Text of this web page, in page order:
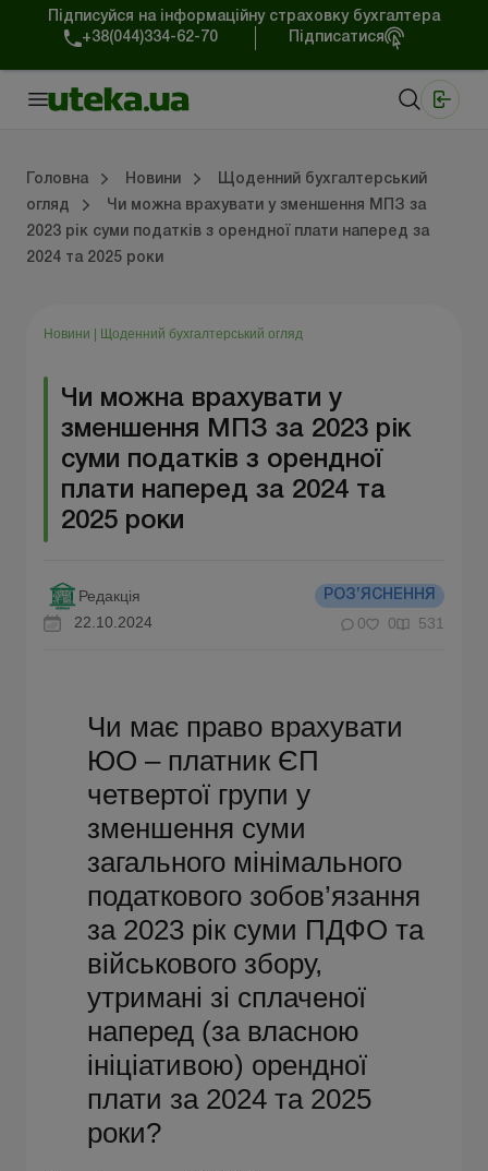
Підписуйся на інформаційну страховку бухгалтера
+38(044)334-62-70
Підписатися
Головна Новини
Щоденний бухгалтерський
огляд
Чи можна врахувати у зменшення МПЗ за
2023 рік суми податків з орендної плати наперед за
2024 та 2025 роки
Новини Щоденний бухгалтерський огляд
Чи можна врахувати у
зменшення МПЗ за 2023 рік
суми податків з орендної
плати наперед за 2024 та
2025 роки
Редакція РОЗ’ЯСНЕННЯ
22.10.2024 0 0 531
Чи має право врахувати
ЮО – платник ЄП
четвертої групи у
зменшення суми
загального мінімального
податкового зобов’язання
за 2023 рік суми ПДФО та
військового збору,
утримані зі сплаченої
наперед (за власною
ініціативою) орендної
плати за 2024 та 2025
роки?